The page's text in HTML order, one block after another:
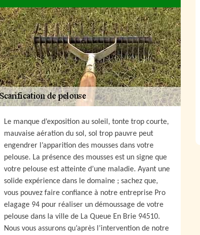
Le manque d’exposition au soleil, tonte trop courte,
mauvaise aération du sol, sol trop pauvre peut
engendrer l’apparition des mousses dans votre
pelouse. La présence des mousses est un signe que
votre pelouse est atteinte d’une maladie. Ayant une
solide expérience dans le domaine ; sachez que,
vous pouvez faire confiance à notre entreprise Pro
elagage 94 pour réaliser un démoussage de votre
pelouse dans la ville de La Queue En Brie 94510.
Nous vous assurons qu’après l’intervention de notre